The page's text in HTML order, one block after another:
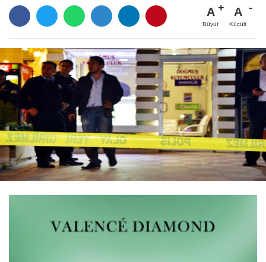
A
Büyüt
A
Küçült